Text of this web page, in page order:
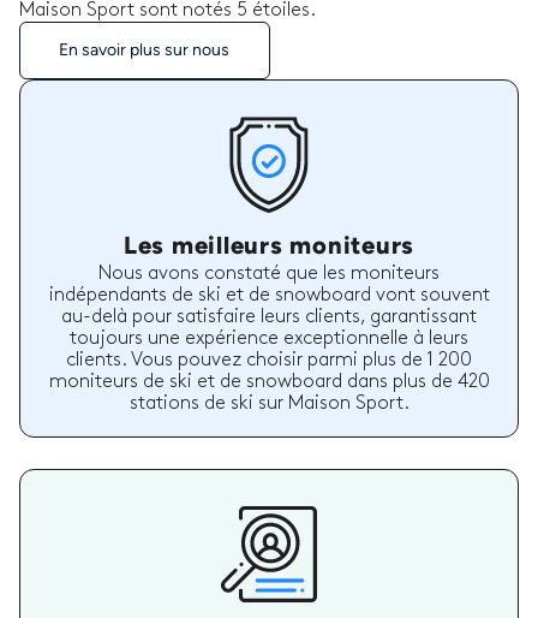
Maison Sport sont notés 5 étoiles.
En savoir plus sur nous
Les meilleurs moniteurs
Nous avons constaté que les moniteurs
indépendants de ski et de snowboard vont souvent
au-delà pour satisfaire leurs clients, garantissant
toujours une expérience exceptionnelle à leurs
clients. Vous pouvez choisir parmi plus de 1 200
moniteurs de ski et de snowboard dans plus de 420
stations de ski sur Maison Sport.